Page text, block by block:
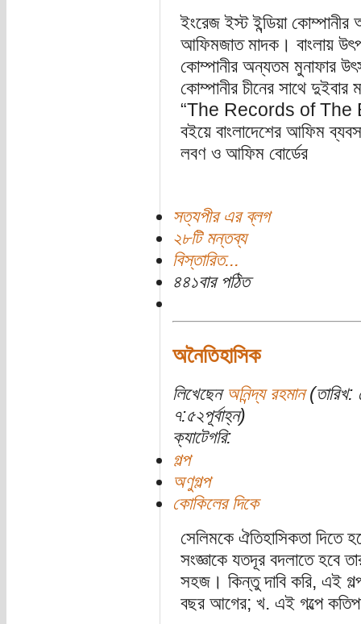
ইংরেজ ইস্ট ইন্ডিয়া
আফিমজাত মাদক। বাংলায়
কোম্পানীর অন্যতম মুনাফার
কোম্পানীর চীনের সাথে
“The Records of The
বইয়ে বাংলাদেশের আফিম
লবণ ও আফিম বোর্ডের
সত্যপীর এর ব্লগ
২৮টি মন্তব্য
বিস্তারিত...
৪৪১বার পঠিত
অনৈতিহাসিক
লিখেছেন অনিন্দ্য রহমান
৭:৫২পূর্বাহ্ন)
ক্যাটেগরি:
গল্প
অণুগল্প
কোকিলের দিকে
সেলিমকে ঐতিহাসিকতা দিতে
সংজ্ঞাকে যতদূর বদলাতে হবে
সহজ। কিন্তু দাবি করি, এই
বছর আগের; খ. এই গল্পে